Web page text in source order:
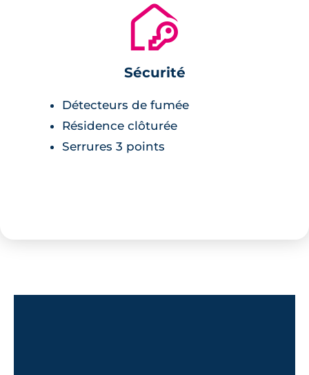
🔐
Sécurité
Détecteurs de fumée
Résidence clôturée
Serrures 3 points